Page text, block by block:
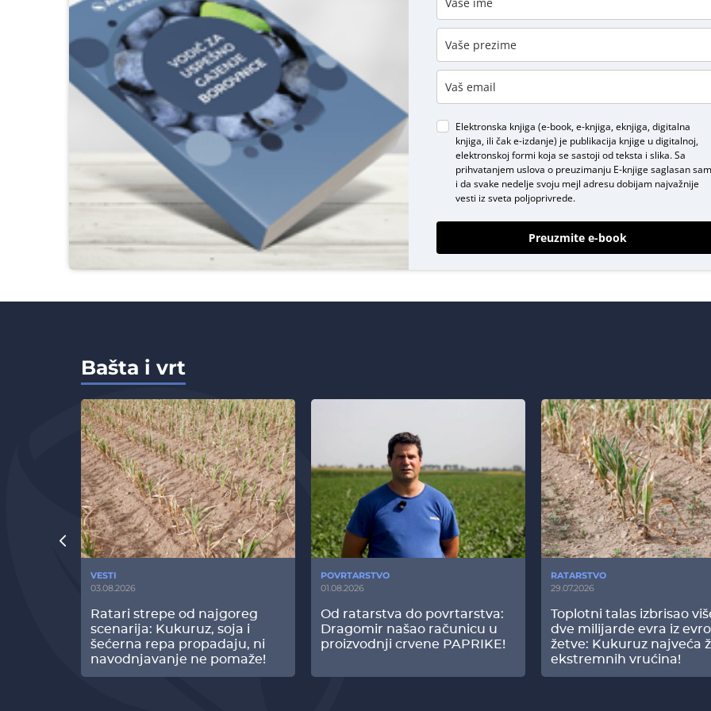
DODAJ KOMENTAR
Elektronska knjiga (e-book, e-knjiga, eknjiga, digitalna
knjiga, ili čak e-izdanje) je publikacija knjige u digitalnoj,
elektronskoj formi koja se sastoji od teksta i slika. Sa
prihvatanjem uslova o preuzimanju E-knjigesaglasan sam
i da svake nedelje svoju mejl adresu dobijam najvažnije
vesti iz sveta poljoprivrede.
Preuzmite e-book
Bašta i vrt
VESTI
03.08.2026
Ratari strepe od najgoreg
scenarija: Kukuruz, soja i
šećerna repa propadaju, ni
navodnjavanje ne pomaže!
POVRTARSTVO
01.08.2026
Od ratarstva do povrtarstva:
Dragomir našao računicu u
proizvodnji crvene PAPRIKE!
RATARSTVO
29.07.2026
Toplotni talas izbrisao
dve milijarde evra iz
žetve: Kukuruz najveća
ekstremnih vrućina!